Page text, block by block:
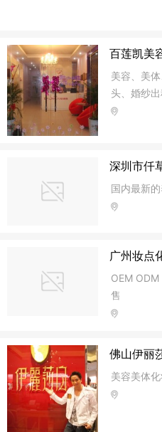
百莲凯美
美容、美
头、婚纱出
深圳市仟
国内最新
广州妆点
OEM
售
佛山伊丽
美容美体